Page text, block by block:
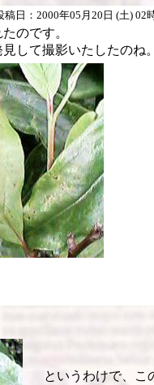
稿日：2000年05月20日 (土) 02
のです。
して撮影いたしたのね。
というわけで、こ